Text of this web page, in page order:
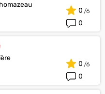
0
0
0
0